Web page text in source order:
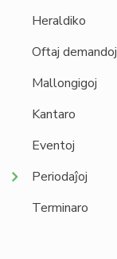
Heraldiko
Oftaj demandoj
Mallongigoj
Kantaro
Eventoj
Periodaĵoj
Terminaro